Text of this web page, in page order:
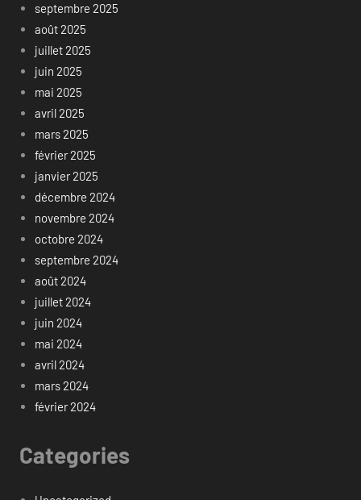
septembre 2025
août 2025
juillet 2025
juin 2025
mai 2025
avril 2025
mars 2025
février 2025
janvier 2025
décembre 2024
novembre 2024
octobre 2024
septembre 2024
août 2024
juillet 2024
juin 2024
mai 2024
avril 2024
mars 2024
février 2024
Categories